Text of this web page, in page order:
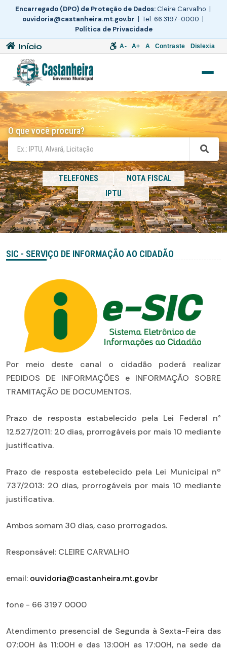
Encarregado (DPO) de Proteção de Dados:Cleire Carvalho |
ouvidoria@castanheira.mt.gov.br | Tel. 66 3197-0000 |
Política de Privacidade
Início A- A+ A Contraste Dislexia
O que você procura?
TELEFONES
NOTA FISCAL
IPTU
SIC - SERVIÇO DE INFORMAÇÃO AO CIDADÃO
Por meio deste canal o cidadão poderá realizar
PEDIDOS DE INFORMAÇÕES e INFORMAÇÃO SOBRE
TRAMITAÇÃO DE DOCUMENTOS.
Prazo de resposta estabelecido pela Lei Federal n°
12.527/2011: 20 dias, prorrogáveis por mais 10 mediante
justificativa.
Prazo de resposta estebelecido pela Lei Municipal nº
737/2013: 20 dias, prorrogáveis por mais 10 mediante
justificativa.
Ambos somam 30 dias, caso prorrogados.
Responsável: CLEIRE CARVALHO
email: ouvidoria@castanheira.mt.gov.br
fone - 66 3197 0000
Atendimento presencial de Segunda à Sexta-Feira das
07:00H às 11:00H e das 13:00H as 17:00H, na sede da